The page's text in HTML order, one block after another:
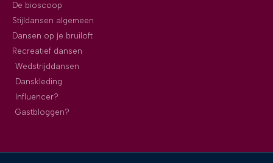
De bioscoop
Stijldansen algemeen
Dansen op je bruiloft
Recreatief dansen
Wedstrijddansen
Danskleding
Influencer?
Gastbloggen?